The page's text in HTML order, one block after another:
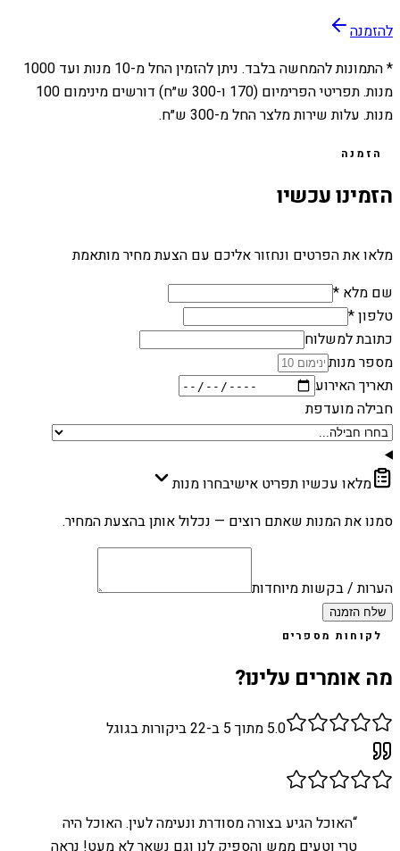
להזמנה
* התמונות להמחשה בלבד. ניתן להזמין החל מ-10 מנות ועד 1000
מנות. תפריטי הפרימיום (170 ו-300 ש״ח) דורשים מינימום 100
מנות. עלות שירות מלצר החל מ-300 ש״ח.
הזמנה
הזמינו עכשיו
מלאו את הפרטים ונחזור אליכם עם הצעת מחיר מותאמת
שם מלא *
טלפון *
כתובת למשלוח
מספר מנות
תאריך האירוע
חבילה מועדפת
מלאו עכשיו תפריט אישיבחרו מנות
סמנו את המנות שאתם רוצים — נכלול אותן בהצעת המחיר.
הערות / בקשות מיוחדות
שלח הזמנה
לקוחות מספרים
מה אומרים עלינו?
5.0 מתוך 5 ב- 22ביקורות בגוגל
“האוכל הגיע בצורה מסודרת ונעימה לעין. האוכל היה
טרי וטעים ממש והספיק לנו וגם נשאר לא מעט! נראה